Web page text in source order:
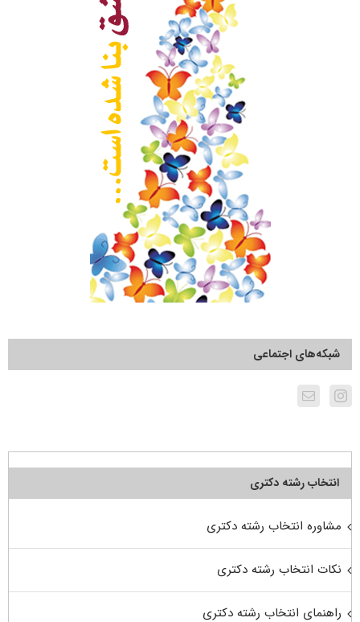
شبکه‌های اجتماعی
انتخاب رشته دکتری
مشاوره انتخاب رشته دکتری
نکات انتخاب رشته دکتری
راهنمای انتخاب رشته دکتری